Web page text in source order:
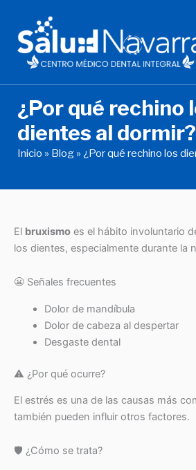
contenido
¿Por qué rechino
dientes al dormir?
Inicio » Blog» ¿Por qué rechino los
El bruxismo es el hábito involuntario
los dientes, especialmente durante la
😬 Señales frecuentes
Dolor de mandíbula
Dolor de cabeza al despertar
Desgaste dental
⚠️ ¿Por qué ocurre?
El estrés es una de las causas más
también pueden influir otros factores.
🛡️ ¿Cómo se trata?